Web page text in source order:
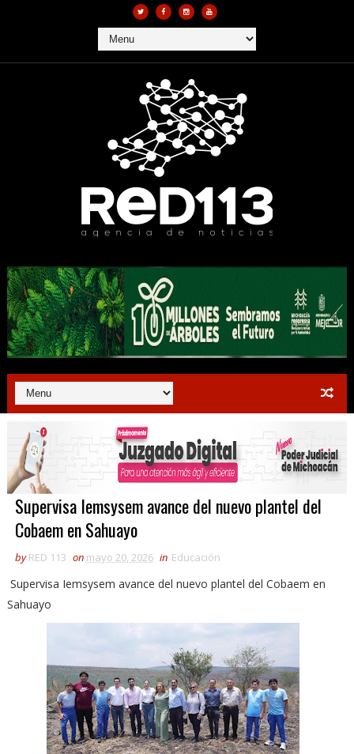
Supervisa Iemsysem avance del nuevo plantel del
Cobaem en Sahuayo
by RED 113 on mayo 20, 2026 in Educación
Supervisa Iemsysem avance del nuevo plantel del Cobaem en
Sahuayo